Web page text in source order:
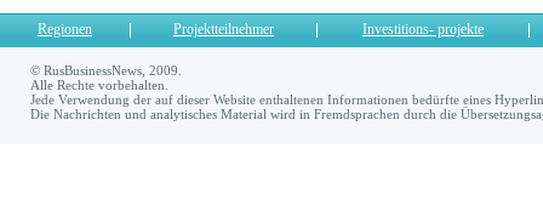
Regionen Projektteilnehmer Investitions- projekte
© RusBusinessNews, 2009.
Alle Rechte vorbehalten.
Jede Verwendung der auf dieser Website enthaltenen Informationen bedürfte eines
Die Nachrichten und analytisches Material wird in Fremdsprachen durch die